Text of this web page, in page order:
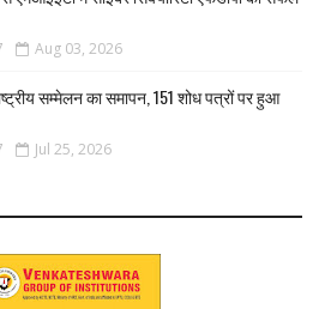
Aug 03, 2026
सम्मेलन का समापन, 151 शोध पत्रों पर हुआ
Jul 25, 2026